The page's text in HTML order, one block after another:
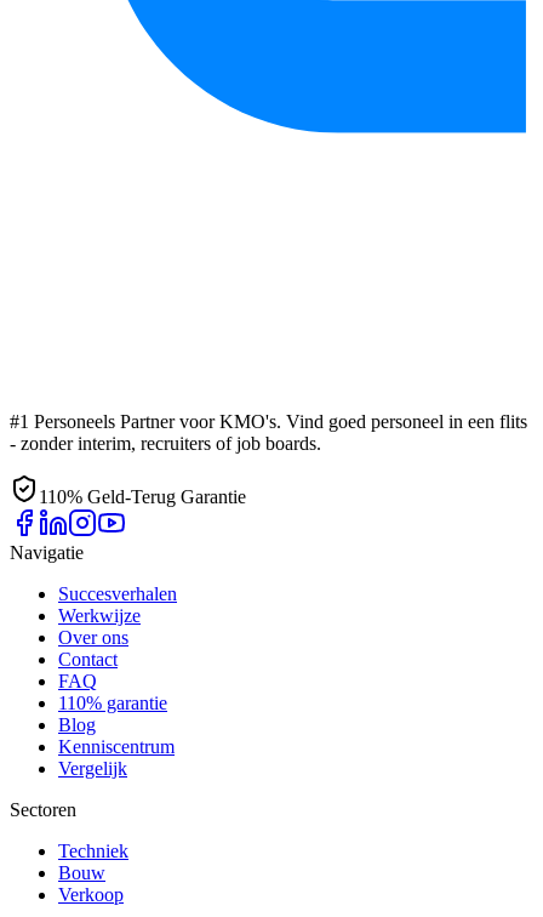
#1 Personeels Partner voor KMO's. Vind goed personeel in een flits
- zonder interim, recruiters of job boards.
110% Geld-Terug Garantie
Navigatie
Succesverhalen
Werkwijze
Over ons
Contact
FAQ
110% garantie
Blog
Kenniscentrum
Vergelijk
Sectoren
Techniek
Bouw
Verkoop